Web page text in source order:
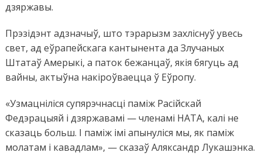
дзяржавы.
Прэзідэнт адзначыў, што тэрарызм захліснуў увесь
свет, ад еўрапейскага кантынента да Злучаных
Штатаў Амерыкі, а паток бежанцаў, якія бягуць ад
вайны, актыўна накіроўваецца ў Еўропу.
«Узмацніліся супярэчнасці паміж Расійскай
Федэрацыяй і дзяржавамі — членамі НАТА, калі не
сказаць больш. І паміж імі апынуліся мы, як паміж
молатам і кавадлам», — сказаў Аляксандр Лукашэнка.